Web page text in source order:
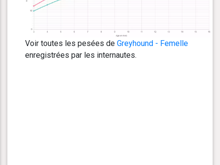
Voir toutes les pesées de Greyhound - Femelle
enregistrées par les internautes.